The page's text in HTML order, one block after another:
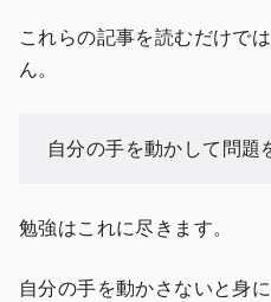
これらの記事を読むだけで
ん。
自分の手を動かして問題
勉強はこれに尽きます。
自分の手を動かさないと身に